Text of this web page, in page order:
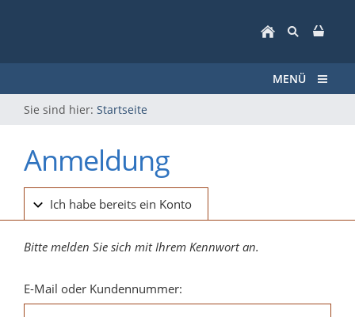
MENÜ
Sie sind hier: Startseite
Anmeldung
Ich habe bereits ein Konto
Bitte melden Sie sich mit Ihrem Kennwort an.
E-Mail oder Kundennummer: